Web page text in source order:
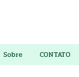
Sobre CONTATO